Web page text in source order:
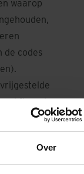
Over
waarop
de codes
fiscaal
(bij een
afgetrokken
als u